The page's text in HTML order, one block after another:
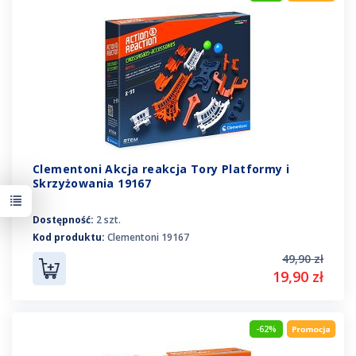
Clementoni Akcja reakcja Tory Platformy i
Skrzyżowania 19167
Dostępność: 2 szt.
Kod produktu: Clementoni 19167
49,90 zł
19,90 zł
-62%